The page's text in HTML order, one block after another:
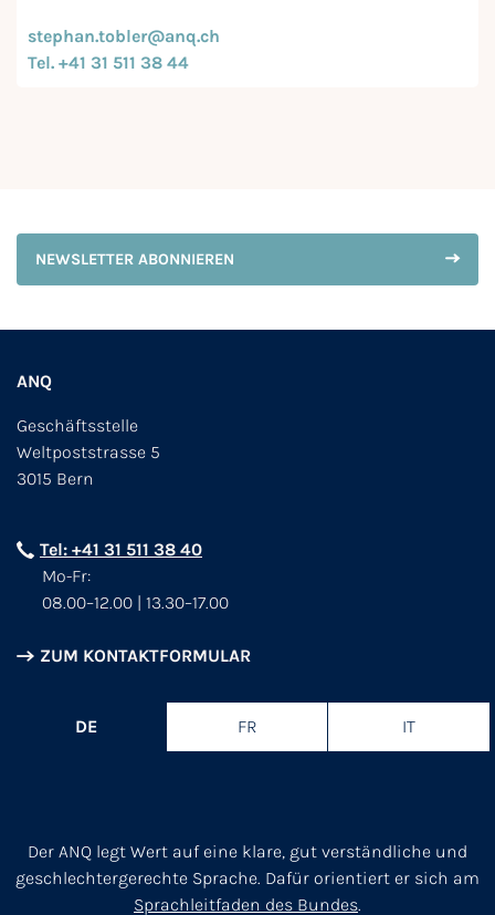
stephan.tobler@anq.ch
Tel. +41 31 511 38 44
NEWSLETTER ABONNIEREN
ANQ
Geschäftsstelle
Weltpoststrasse 5
3015 Bern
Tel: +41 31 511 38 40
Mo-Fr:
08.00–12.00 | 13.30–17.00
ZUM KONTAKTFORMULAR
DE FR IT
Der ANQ legt Wert auf eine klare, gut verständliche und
geschlechtergerechte Sprache. Dafür orientiert er sich am
Sprachleitfaden des Bundes.